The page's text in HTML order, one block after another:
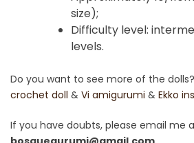
size);
Difficulty level:
levels.
Do you want to see more of the
crochet doll & Vi amigurumi & Ekko
If you have doubts, please email me